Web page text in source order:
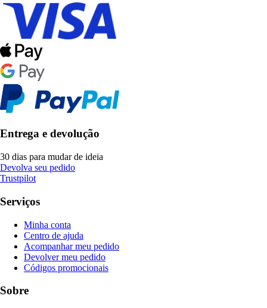
Entrega e devolução
30 dias para mudar de ideia
Devolva seu pedido
Trustpilot
Serviços
Minha conta
Centro de ajuda
Acompanhar meu pedido
Devolver meu pedido
Códigos promocionais
Sobre